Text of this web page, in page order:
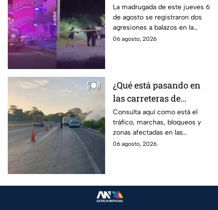
jornada de violencia:
Asesinan a balazos a
dos hombres en
Tlajomulco y El Salto
La madrugada de este jueves 6
de agosto se registraron dos
agresiones a balazos en la
Zona Metropolitana de
06 agosto, 2026
¿Qué está pasando en
las carreteras de
México hoy? Cierres y
accidentes
Consulta aquí como está el
tráfico, marchas, bloqueos y
zonas afectadas en las
principales carreteras de
06 agosto, 2026